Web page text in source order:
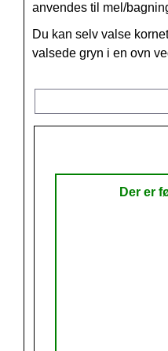
anvendes til mel/
Du kan selv valse
valsede gryn i en ovn
Der er